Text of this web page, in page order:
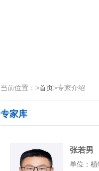
当前位置： >首页>专家介绍
专家库
张若男
单位：